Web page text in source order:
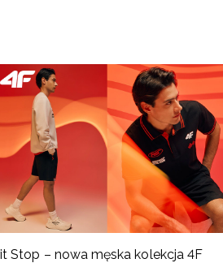
Stop – nowa męska kolekcja 4F